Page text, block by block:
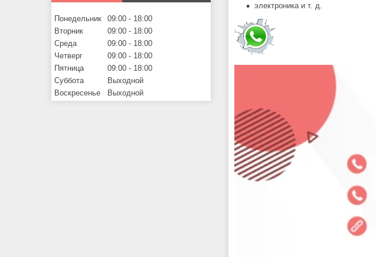
электроника и т. д.
Понедельник 09:00
18:00
Вторник
09:00
18:00
Среда
09:00
18:00
Четверг
09:00
18:00
Пятница
09:00
18:00
Суббота
Выходной
Воскресенье
Выходной